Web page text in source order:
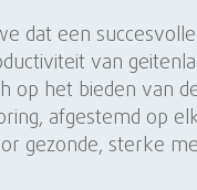
dat een
van
op het bieden van
afgestemd op
gezonde, sterke